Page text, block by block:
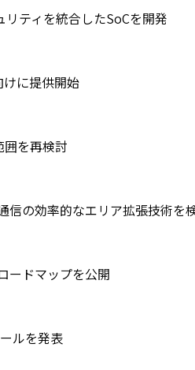
ティを統合したSoCを開発
に提供開始
を再検討
信の効率的なエリア拡張技術を
ードマップを公開
ルを発表